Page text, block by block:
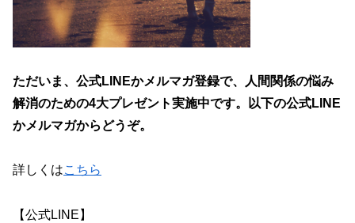
ただいま、 公式LINEかメルマガ登録で、
人間関係の悩み
解消のための4大プレゼント実施中です。以下の公式LINE
かメルマガからどうぞ。
詳しくはこちら
【公式LINE】